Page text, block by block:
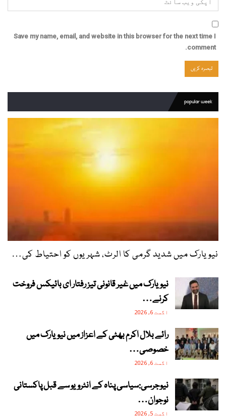
Save my name, email, and website in this browser for the next time I
comment.
popular week
نیویارک میں شدید گرمی کا الرٹ، شہریوں کو احتیاط کی…
نیویارک میں غیر قانونی تیز رفتار ای بائیکس فروخت
کرنے…
اگست 6, 2026
رائے بلال اکرم بھٹی کے اعزاز میں نیویارک میں
خصوصی…
اگست 6, 2026
نیوجرسی:سیاسی پناہ کے انٹرویو سے قبل پاکستانی
نوجوان…
اگست 5, 2026